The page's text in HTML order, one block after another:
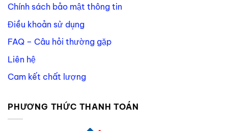
Chính sách bảo mật thông tin
Điều khoản sử dụng
FAQ – Câu hỏi thường gặp
Liên hệ
Cam kết chất lượng
PHƯƠNG THỨC THANH TOÁN